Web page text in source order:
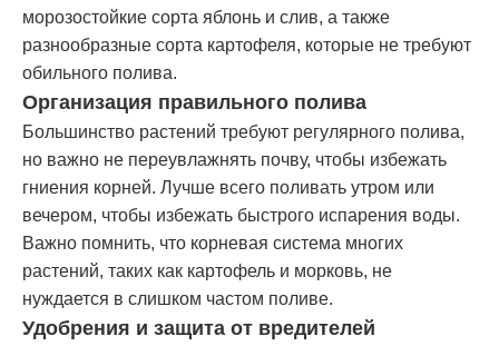
морозостойкие сорта яблонь и слив, а также
разнообразные сорта картофеля, которые не требуют
обильного полива.
Организация правильного полива
Большинство растений требуют регулярного полива,
но важно не переувлажнять почву, чтобы избежать
гниения корней. Лучше всего поливать утром или
вечером, чтобы избежать быстрого испарения воды.
Важно помнить, что корневая система многих
растений, таких как картофель и морковь, не
нуждается в слишком частом поливе.
Удобрения и защита от вредителей